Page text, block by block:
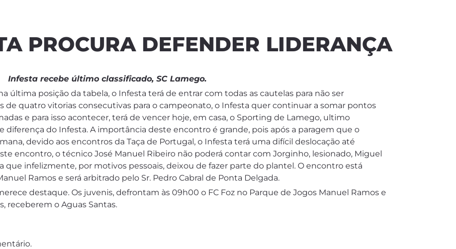
PROCURA DEFENDER LIDERANÇA
Infesta recebe último classificado, SC Lamego.
última posição da tabela, o Infesta terá de entrar com todas as cautelas para não ser
de quatro vitorias consecutivas para o campeonato, o Infesta quer continuar a somar pontos
e para isso acontecer, terá de vencer hoje, em casa, o Sporting de Lamego, ultimo
diferença do Infesta. A importância deste encontro é grande, pois após a paragem que o
devido aos encontros da Taça de Portugal, o Infesta terá uma difícil deslocação até
encontro, o técnico José Manuel Ribeiro não poderá contar com Jorginho, lesionado, Miguel
que infelizmente, por motivos pessoais, deixou de fazer parte do plantel. O encontro está
Ramos e será arbitrado pelo Sr. Pedro Cabral de Ponta Delgada.
destaque. Os juvenis, defrontam às 09h00 o FC Foz no Parque de Jogos Manuel Ramos e
receberem o Aguas Santas.